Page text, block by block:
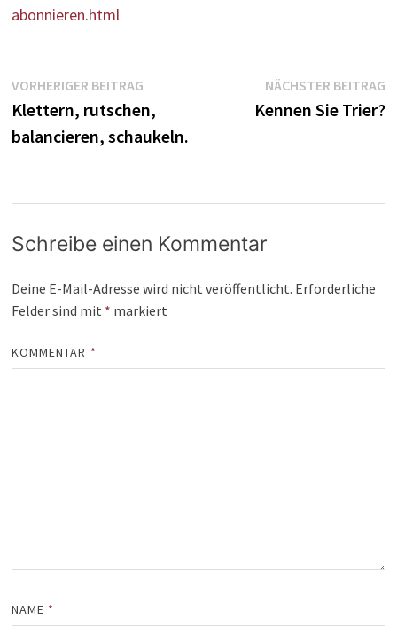
abonnieren.html
Beitragsnavigation
VORHERIGER BEITRAGVorheriger
Beitrag:
Klettern, rutschen,
balancieren, schaukeln.
NÄCHSTER BEITRAG
Kennen Sie Trier?
Schreibe einen Kommentar
Deine E-Mail-Adresse wird nicht veröffentlicht. Erforderliche
Felder sind mit * markiert
KOMMENTAR *
NAME *